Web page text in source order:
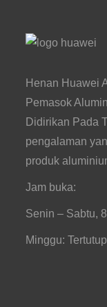
Henan Huawei
Pemasok
Didirikan Pada
pengalaman
produk
Jam buka:
Senin – Sabtu,
Minggu: Tertutup